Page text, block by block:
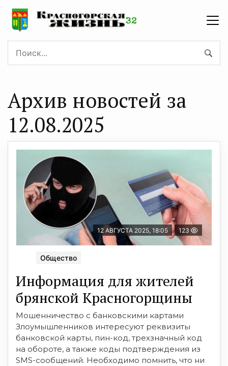
Архив новостей за
12.08.2025
12 АВГУСТА 2025, 18:05 123
Общество
Информация для жителей
брянской Красногорщины
Мошенничество с банковскими картами
Злоумышленников интересуют реквизиты
банковской карты, пин-код, трехзначный код
на обороте, а также коды подтверждения из
SMS-сообщений. Необходимо помнить, что ни